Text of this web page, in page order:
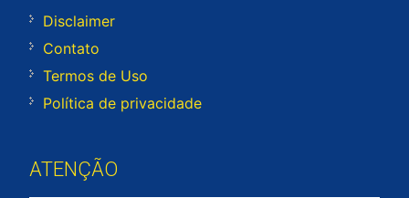
Disclaimer
Contato
Termos de Uso
Política de privacidade
ATENÇÃO